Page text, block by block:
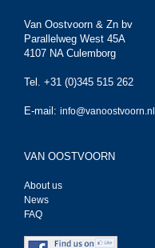
Van Oostvoorn & Zn bv
Parallelweg West 45A
4107 NA Culemborg
Tel. +31 (0)345 515 262
E-mail: info@vanoostvoorn.nl
VAN OOSTVOORN
About us
News
FAQ